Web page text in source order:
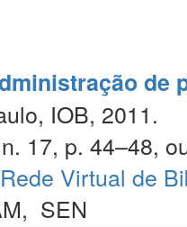
de
IOB, 2011.
17, p. 44–48,
Rede Virtual de
, SEN